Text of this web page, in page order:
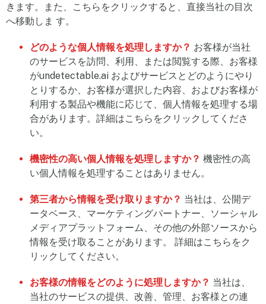
きます。また、こちらをクリックすると、直接当社の目次
へ移動しま す。
どのような個人情報を処理しますか？ お客様が当社
のサービスを訪問、利用、または閲覧する際、お客様
がundetectable.ai およびサービスとどのようにやり
とりするか、お客様が選択した内容、およびお客様が
利用する製品や機能に応じて、個人情報を処理する場
合があります。詳細はこちらをクリックしてくださ
い。
機密性の高い個人情報を処理しますか？ 機密性の高
い個人情報を処理することはありません。
第三者から情報を受け取りますか？ 当社は、公開デ
ータベース、マーケティングパートナー、ソーシャル
メディアプラットフォーム、その他の外部ソースから
情報を受け取ることがあります。 詳細はこちらをク
リックしてください。
お客様の情報をどのように処理しますか？ 当社は、
当社のサービスの提供、改善、管理、お客様との連